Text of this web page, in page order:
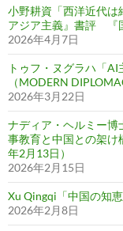
小野耕資「西洋近代は
アジア主義』書評 『
2026年4月7日
トゥフ・ヌグラハ「AI
（MODERN
2026年3月22日
ナディア・ヘルミー博
事教育と中国との架
年2月13日）
2026年2月15日
Xu Qingqi「中国の知
2026年2月8日